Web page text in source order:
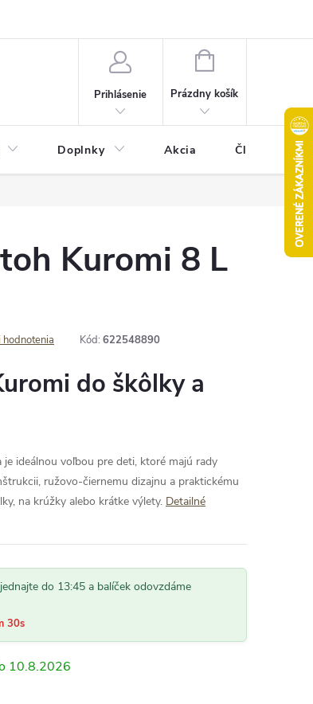
Prihlásenie
NÁKUPNÝ
Prázdny košík
Doplnky Akcia Články
Kuromi 8 L
Kód: 622548890
do škôlky a
je ideálnou voľbou pre deti, ktoré majú rady
ružovo-čiernemu dizajnu a praktickému
na krúžky alebo krátke výlety. Detailné
do 13:45 a balíček odovzdáme
29s
10.8.2026